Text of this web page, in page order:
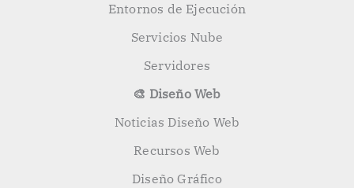
Entornos de Ejecución
Servicios Nube
Servidores
🎨 Diseño Web
Noticias Diseño Web
Recursos Web
Diseño Gráfico